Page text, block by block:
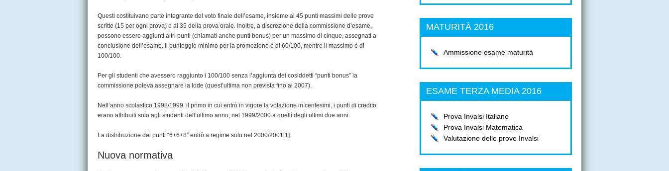
Questi costituivano parte integrante del voto finale dell’esame, insieme ai 45 punti massimi delle prove
scritte (15 per ogni prova) e ai 35 della prova orale. Inoltre, a discrezione della commissione d’esame,
possono essere aggiunti altri punti (chiamati anche punti bonus) per un massimo di cinque, assegnati a
conclusione dell’esame. Il punteggio minimo per la promozione è di 60/100, mentre il massimo è di
100/100.
Per gli studenti che avessero raggiunto i 100/100 senza l’aggiunta dei cosiddetti “punti bonus” la
commissione poteva assegnare la lode (quest’ultima non prevista fino al 2007).
Nell’anno scolastico 1998/1999, il primo in cui entrò in vigore la votazione in centesimi, i punti di credito
erano attribuiti solo agli studenti dell’ultimo anno, nel 1999/2000 a quelli degli ultimi due anni.
La distribuzione dei punti “6+6+8″ entrò a regime solo nel 2000/2001[1].
Nuova normativa
MATURITÀ 2016
Ammissione esame maturità
ESAME TERZA MEDIA 2016
Prova Invalsi Italiano
Prova Invalsi Matematica
Valutazione delle prove Invalsi